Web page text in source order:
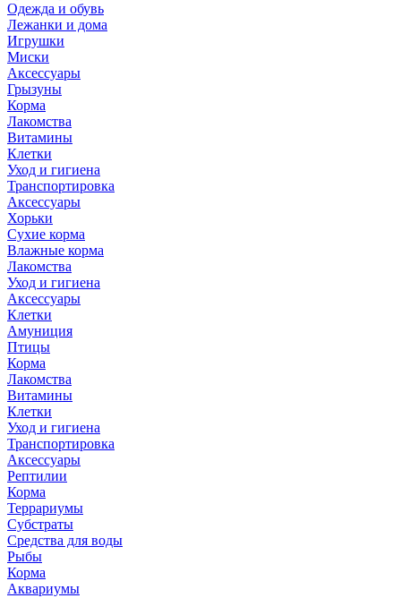
Одежда и обувь
Лежанки и дома
Игрушки
Миски
Аксессуары
Грызуны
Корма
Лакомства
Витамины
Клетки
Уход и гигиена
Транспортировка
Аксессуары
Хорьки
Сухие корма
Влажные корма
Лакомства
Уход и гигиена
Аксессуары
Клетки
Амуниция
Птицы
Корма
Лакомства
Витамины
Клетки
Уход и гигиена
Транспортировка
Аксессуары
Рептилии
Корма
Террариумы
Субстраты
Средства для воды
Рыбы
Корма
Аквариумы